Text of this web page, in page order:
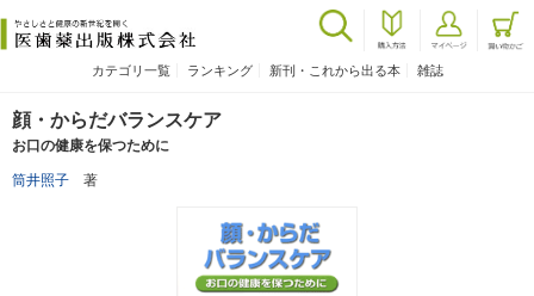
カテゴリ一覧 ランキング 新刊・これから出る本 雑誌
顔・からだバランスケア
お口の健康を保つために
筒井照子 著